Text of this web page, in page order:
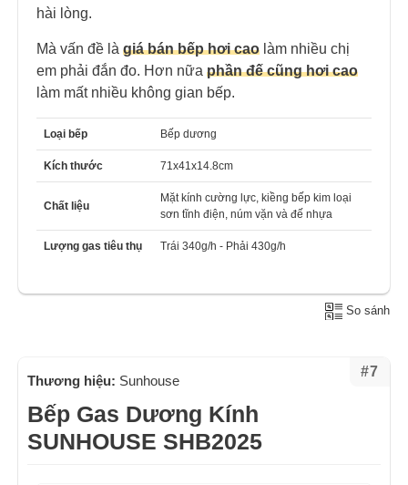
hài lòng.
Mà vấn đề là giá bán bếp hơi cao làm nhiều chị
em phải đắn đo. Hơn nữa phần đế cũng hơi cao
làm mất nhiều không gian bếp.
Loại bếp Bếp dương
Kích thước 71x41x14.8cm
Chất liệu
Mặt kính cường lực, kiềng bếp kim loại
sơn tĩnh điện, núm vặn và đế nhựa
Lượng gas tiêu thụ Trái 340g/h - Phải 430g/h
So sánh
#7
Thương hiệu: Sunhouse
Bếp Gas Dương Kính
SUNHOUSE SHB2025